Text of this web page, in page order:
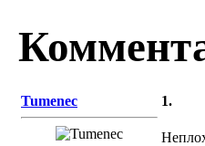
Tumenec 1.